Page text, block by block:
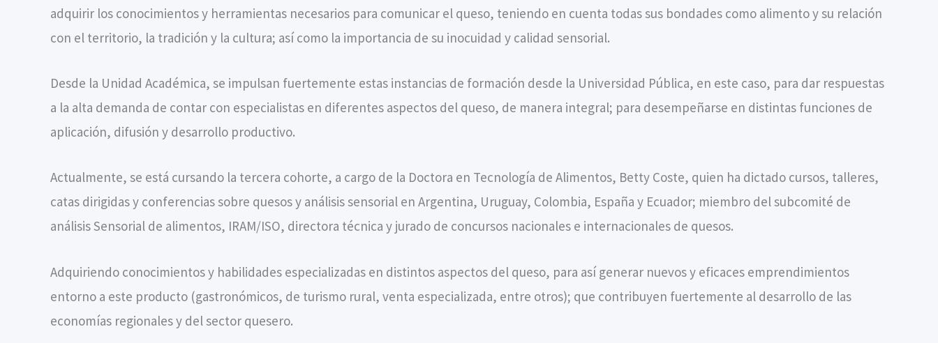
adquirir los conocimientos y herramientas necesarios para comunicar el queso, teniendo en cuenta todas sus bondades como alimento y su relación
con el territorio, la tradición y la cultura; así como la importancia de su inocuidad y calidad sensorial.
Desde la Unidad Académica, se impulsan fuertemente estas instancias de formación desde la Universidad Pública, en este caso, para dar respuestas
a la alta demanda de contar con especialistas en diferentes aspectos del queso, de manera integral; para desempeñarse en distintas funciones de
aplicación, difusión y desarrollo productivo.
Actualmente, se está cursando la tercera cohorte, a cargo de la Doctora en Tecnología de Alimentos, Betty Coste, quien ha dictado cursos, talleres,
catas dirigidas y conferencias sobre quesos y análisis sensorial en Argentina, Uruguay, Colombia, España y Ecuador; miembro del subcomité de
análisis Sensorial de alimentos, IRAM/ISO, directora técnica y jurado de concursos nacionales e internacionales de quesos.
Adquiriendo conocimientos y habilidades especializadas en distintos aspectos del queso, para así generar nuevos y eficaces emprendimientos
entorno a este producto (gastronómicos, de turismo rural, venta especializada, entre otros); que contribuyen fuertemente al desarrollo de las
economías regionales y del sector quesero.